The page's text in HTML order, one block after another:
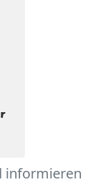
informieren